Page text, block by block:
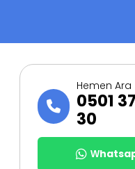
Hemen Ara
0501
30